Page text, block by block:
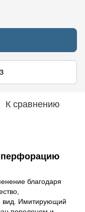
К сравнению
перфорацию
благодаря
вид. Имитирующий